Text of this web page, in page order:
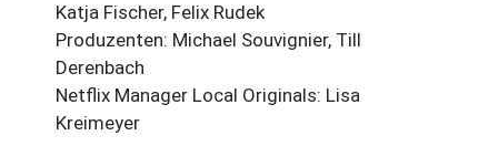
Katja Fischer, Felix Rudek
Produzenten: Michael Souvignier, Till
Derenbach
Netflix Manager Local Originals: Lisa
Kreimeyer